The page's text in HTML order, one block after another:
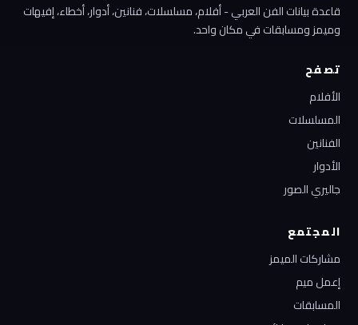
قاعدة بيانات الفن العربي - أفلام، مسلسلات، فنانين، أدوار، أخطاء، إفيهات
وميمز ومسابقات في مكان واحد.
تصفح
الأفلام
المسلسلات
الفنانين
الأدوار
جاليري الصور
المجتمع
مشاركات الميمز
إعمل ميم
المسابقات